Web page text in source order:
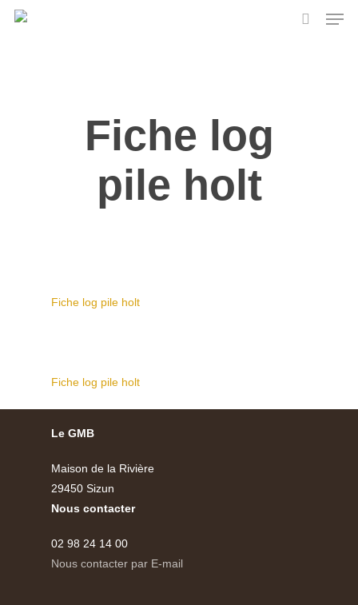
Skip
Fiche log
pile holt
Fiche log pile holt
Fiche log pile holt
Le GMB
Maison de la Rivière
29450 Sizun
Nous contacter
02 98 24 14 00
Nous contacter par E-mail